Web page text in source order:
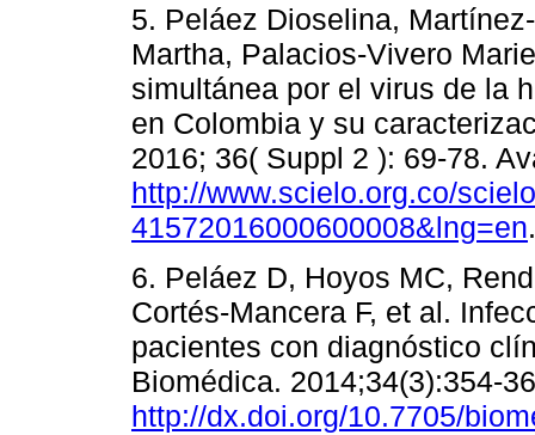
5. Peláez Dioselina,
Martha, Palacios-Vivero
simultánea por el virus de la
en Colombia y su
2016; 36( Suppl 2 ): 69-78.
http://www.scielo.org.co/
41572016000600008&lng=en
6. Peláez D, Hoyos MC,
Cortés-Mancera F, et al.
pacientes con diagnóstico
Biomédica. 2014;34(3):354-
http://dx.doi.org/10.7705/